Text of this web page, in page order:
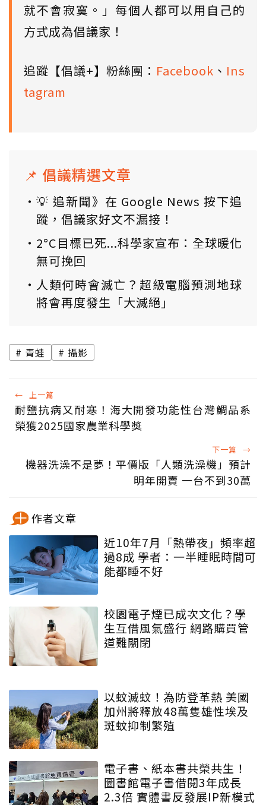
就不會寂寞。」每個人都可以用自己的
方式成為倡議家！
追蹤【倡議+】粉絲團： Facebook 、 Ins
tagram
📌 倡議精選文章
💡 追新聞》在 Google News 按下追
蹤，倡議家好文不漏接！
2°C目標已死...科學家宣布：全球暖化
無可挽回
人類何時會滅亡？超級電腦預測地球
將會再度發生「大滅絕」
青蛙 攝影
← 上一篇
耐鹽抗病又耐寒！海大開發功能性台灣鯛品系
榮獲2025國家農業科學獎
下一篇 →
機器洗澡不是夢！平價版「人類洗澡機」預計
明年開賣 一台不到30萬
作者文章
近10年7月「熱帶夜」頻率超
過8成 學者：一半睡眠時間可
能都睡不好
校園電子煙已成次文化？學
生互借風氣盛行 網路購買管
道難關閉
以蚊滅蚊！為防登革熱 美國
加州將釋放48萬隻雄性埃及
斑蚊抑制繁殖
電子書、紙本書共榮共生！
圖書館電子書借閱3年成長
2.3倍 實體書反發展IP新模式